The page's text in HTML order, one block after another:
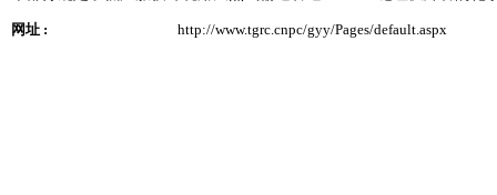
网址 : http://www.tgrc.cnpc/gyy/Pages/default.aspx